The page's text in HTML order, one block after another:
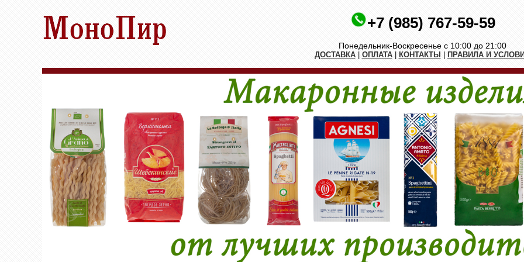
+7 (985) 767-59-59
Понедельник-Воскресенье с 10:00 до 21:00
ДОСТАВКА| ОПЛАТА| КОНТАКТЫ ПРАВИЛА И